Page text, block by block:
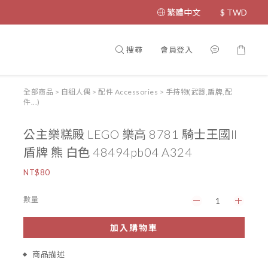
繁體中文 $ TWD
搜尋 會員登入
全部商品 > 自組人偶 > 配件 Accessories > 手持物(武器,盾牌,配
件...)
公主樂糕殿 LEGO 樂高 8781 騎士王國II
盾牌 熊 白色 48494pb04 A324
NT$80
數量
加入購物車
商品描述